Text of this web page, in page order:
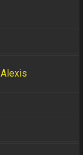
Alexis